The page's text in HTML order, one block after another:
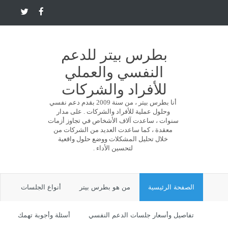
بطرس بيتر للدعم
النفسي والعملي
للأفراد والشركات
أنا بطرس بيتر ، من سنة 2009 بقدم دعم نفسي
وحلول عملية للأفراد والشركات . على مدار
سنوات ، ساعدت آلاف الأشخاص في تجاوز أزمات
معقدة ، كما ساعدت العديد من الشركات من
خلال تحليل المشكلات ووضع حلول واقعية
لتحسين الأداء .
الصفحة الرئيسية من هو بطرس بيتر أنواع الجلسات
تفاصيل وأسعار جلسات الدعم النفسي أسئلة وأجوبة تهمك